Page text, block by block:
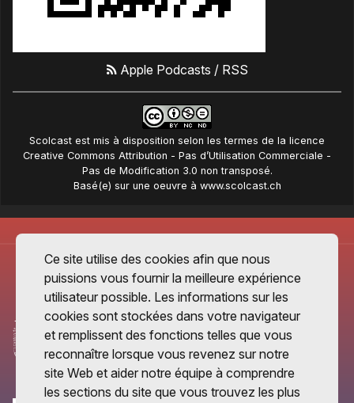
Apple Podcasts / RSS
Scolcast est mis à disposition selon les termes de la licence
Creative Commons Attribution - Pas d’Utilisation Commerciale -
Pas de Modification 3.0 non transposé.
Basé(e) sur une oeuvre à www.scolcast.ch
Ce site utilise des cookies afin que nous
puissions vous fournir la meilleure expérience
utilisateur possible. Les informations sur les
cookies sont stockées dans votre navigateur
et remplissent des fonctions telles que vous
reconnaître lorsque vous revenez sur notre
site Web et aider notre équipe à comprendre
les sections du site que vous trouvez les plus